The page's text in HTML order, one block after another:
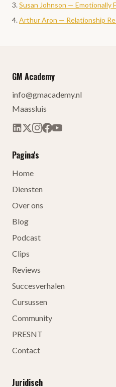
Susan Johnson — Emotionally
Arthur Aron — Relationship
GM Academy
info@gmacademy.nl
Maassluis
Pagina's
Home
Diensten
Over ons
Blog
Podcast
Clips
Reviews
Succesverhalen
Cursussen
Community
PRESNT
Contact
Juridisch